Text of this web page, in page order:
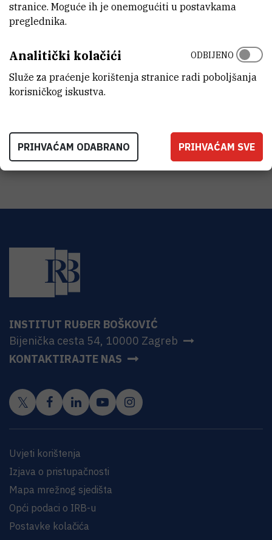
O labosu
Oprema
INSTITUT RUĐER BOŠKOVIĆ
Bijenička cesta 54, 10000 Zagreb
KONTAKTIRAJTE NAS
Uvjeti korištenja
Izjava o pristupačnosti
Mapa mrežnog sjedišta
Opći podaci o IRB-u
Postavke kolačića
stranice. Moguće ih je onemogućiti u postavkama
preglednika.
Analitički kolačići
Služe za praćenje korištenja stranice radi poboljšanja
korisničkog iskustva.
ODBIJENO
PRIHVAĆAM ODABRANO PRIHVAĆAM SVE